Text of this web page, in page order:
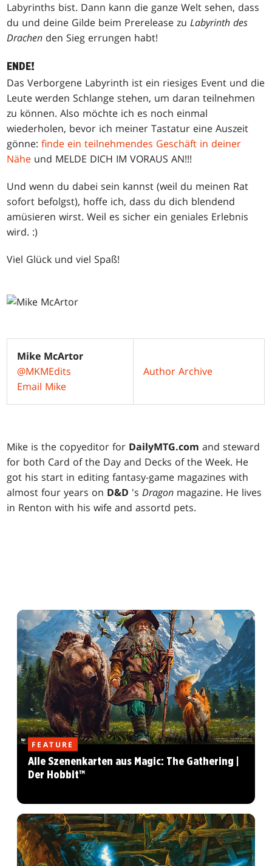
Labyrinths bist. Dann kann die ganze Welt sehen, dass
du und deine Gilde beim Prerelease zuLabyrinth des
Drachen den Sieg errungen habt!
ENDE!
Das Verborgene Labyrinth ist ein riesiges Event und die
Leute werden Schlange stehen, um daran teilnehmen
zu können. Also möchte ich es noch einmal
wiederholen, bevor ich meiner Tastatur eine Auszeit
gönne:finde ein teilnehmendes Geschäft in deiner
Nähe und MELDE DICH IM VORAUS AN!!!
Und wenn du dabei sein kannst (weil du meinen Rat
sofort befolgst), hoffe ich, dass du dich blendend
amüsieren wirst. Weil es sicher ein geniales Erlebnis
wird. :)
Viel Glück und viel Spaß!
Mike McArtor
@MKMEdits
Email Mike
Author Archive
Mike is the copyeditor for DailyMTG.com and steward
for both Card of the Day and Decks of the Week. He
got his start in editing fantasy-game magazines with
almost four years on D&D 'sDragon magazine. He lives
in Renton with his wife and assortd pets.
FEATURE
Alle Szenenkarten aus Magic: The Gathering |
Der Hobbit™